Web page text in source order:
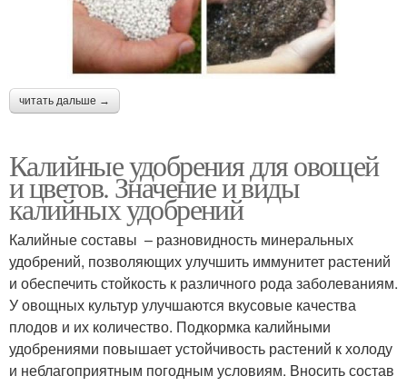
читать дальше →
Калийные удобрения для овощей
и цветов. Значение и виды
калийных удобрений
Калийные составы – разновидность минеральных
удобрений, позволяющих улучшить иммунитет растений
и обеспечить стойкость к различного рода заболеваниям.
У овощных культур улучшаются вкусовые качества
плодов и их количество. Подкормка калийными
удобрениями повышает устойчивость растений к холоду
и неблагоприятным погодным условиям. Вносить состав